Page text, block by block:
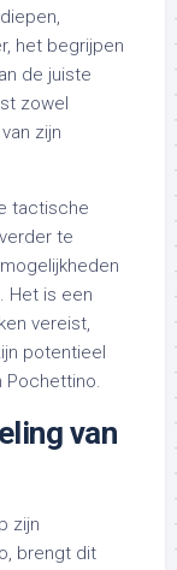
het begrijpen
de juiste
zowel
zijn
tactische
te
Het is een
vereist,
potentieel
Pochettino.
van
zijn
brengt dit